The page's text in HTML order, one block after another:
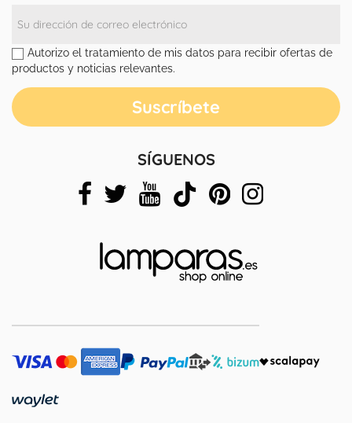
Autorizo el tratamiento de mis datos para recibir ofertas de
productos y noticias relevantes.
SÍGUENOS